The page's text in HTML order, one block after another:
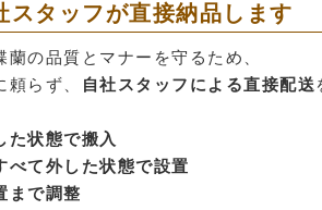
スタッフが直接納品します
の品質とマナーを守るため、
らず、
自社スタッフによる直接配送
た状態で搬入
べて外した状態で設置
まで調整